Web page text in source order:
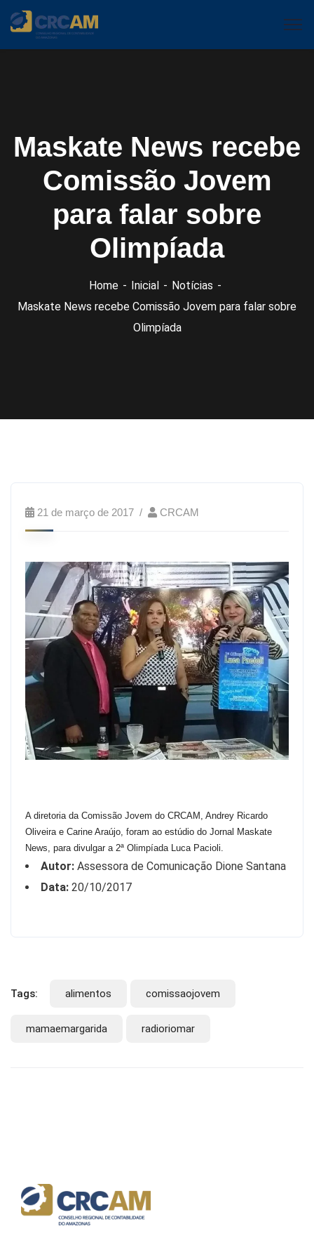
Maskate News recebe
Comissão Jovem
para falar sobre
Olimpíada
Home Inicial
Notícias
Maskate News recebe Comissão Jovem para falar sobre
Olimpíada
21 de março de 2017 CRCAM
A diretoria da Comissão Jovem do CRCAM, Andrey Ricardo
Oliveira e Carine Araújo, foram ao estúdio do Jornal Maskate
News, para divulgar a 2ª Olimpíada Luca Pacioli.
Autor: Assessora de Comunicação Dione Santana
Data: 20/10/2017
Tags: alimentos comissaojovem
mamaemargarida radioriomar